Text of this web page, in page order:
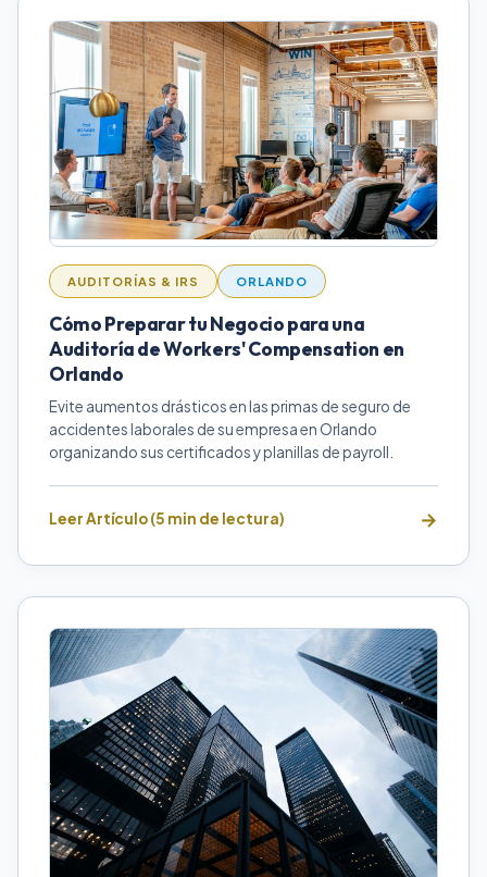
AUDITORÍAS & IRS ORLANDO
Cómo Preparar tu Negocio para una
Auditoría de Workers' Compensation en
Orlando
Evite aumentos drásticos en las primas de seguro de
accidentes laborales de su empresa en Orlando
organizando sus certificados y planillas de payroll.
Leer Artículo (5 min de lectura)